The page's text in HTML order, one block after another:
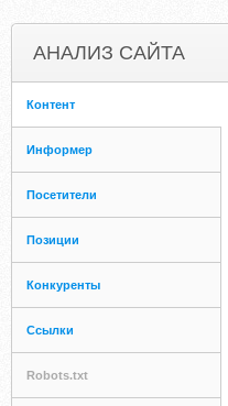
АНАЛИЗ САЙТА
Контент
Информер
Посетители
Позиции
Конкуренты
Ссылки
Robots.txt